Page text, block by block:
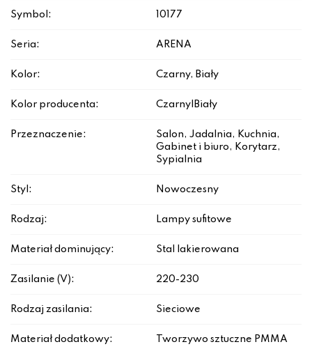
Symbol: 10177
Seria: ARENA
Kolor: Czarny, Biały
Kolor producenta: Czarny|Biały
Przeznaczenie:
Salon, Jadalnia, Kuchnia,
Gabinet i biuro, Korytarz,
Sypialnia
Styl: Nowoczesny
Rodzaj: Lampy sufitowe
Materiał dominujący: Stal lakierowana
Zasilanie (V): 220-230
Rodzaj zasilania: Sieciowe
Materiał dodatkowy: Tworzywo sztuczne PMMA